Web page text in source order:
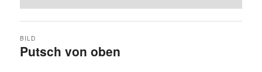
Putsch von oben
BILD